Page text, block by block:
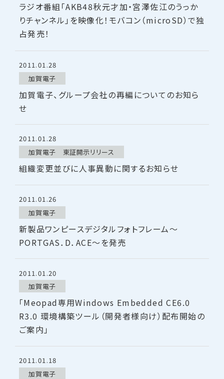
ラジオ番組「AKB48秋元才加・宮澤佐江のうっか
りチャンネル」を映像化！モバコン（microSD）で独
占発売！
2011.01.28
加賀電子
加賀電子、グループ会社の再編についてのお知ら
せ
2011.01.28
加賀電子 東証開示リリース
組織変更並びに人事異動に関するお知らせ
2011.01.26
加賀電子
新製品ワンピースデジタルフォトフレーム～
PORTGAS．D．ACE～を発売
2011.01.20
加賀電子
「Meopad専用Windows Embedded CE6.0
R3.0 環境構築ツール（開発者様向け）配布開始の
ご案内」
2011.01.18
加賀電子